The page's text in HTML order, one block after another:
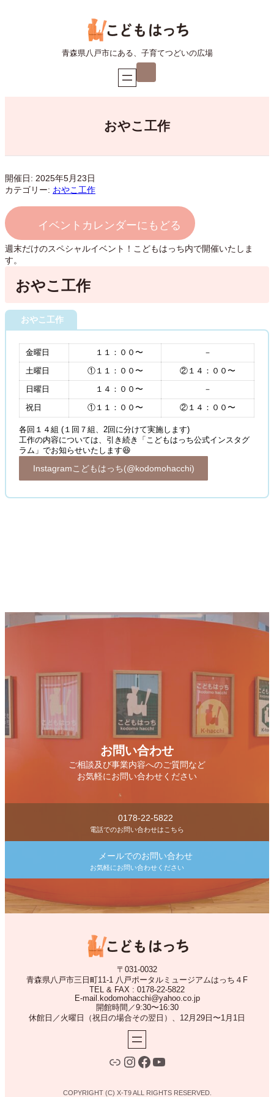
青森県八戸市にある、子育てつどいの広場
ア
コ
ン
おやこ工作
開催日: 2025年5月23日
カテゴリー: おやこ工作
イベントカレンダーにもどる
週末だけのスペシャルイベント！こどもはっち内で開催いたしま
す。
おやこ工作
おやこ工作
金曜日 １１：００〜 －
土曜日 ①１１：００〜 ②１４：００〜
日曜日 １４：００〜 －
祝日 ①１１：００〜 ②１４：００〜
各回１４組 (１回７組、2回に分けて実施します)
工作の内容については、引き続き「こどもはっち公式インスタグ
ラム」でお知らせいたします😆
Instagramこどもはっち(@kodomohacchi)
お問い合わせ
ご相談及び事業内容へのご質問など
お気軽にお問い合わせください
0178-22-5822
電話でのお問い合わせはこちら
メールでのお問い合わせ
お気軽にお問い合わせください
〒031-0032
青森県八戸市三日町11-1 八戸ポータルミュージアムはっち４F
TEL & FAX : 0178-22-5822
E-mail.kodomohacchi@yahoo.co.jp
開館時間／9:30〜16:30
休館日／火曜日（祝日の場合その翌日）、12月29日〜1月1日
LINEInstagram
Facebook
YouTube
COPYRIGHT (C) X-T9 ALL RIGHTS RESERVED.